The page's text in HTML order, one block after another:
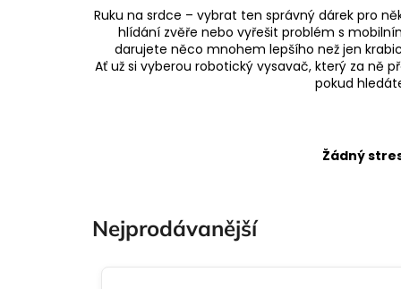
Ruku na srdce – vybrat ten správný dárek pro
hlídání zvěře nebo vyřešit problém s
darujete něco mnohem lepšího než jen
Ať už si vyberou robotický vysavač, který za ně
pokud
Žádný
Nejprodávanější